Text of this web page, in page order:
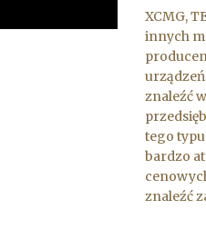
XCMG,
innych
znaleźć
tego
bardzo
znaleźć